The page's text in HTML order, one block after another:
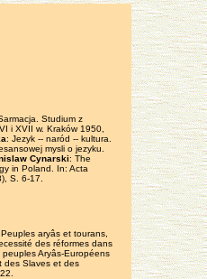
Studium z
i XVII w. Kraków 1950,
: Jezyk -- naród -- kultura.
mysli o jezyku.
Cynarski: The
in Poland. In: Acta
S. 6-17.
aryâs et tourans,
des réformes dans
Aryâs-Européens
des Slaves et des